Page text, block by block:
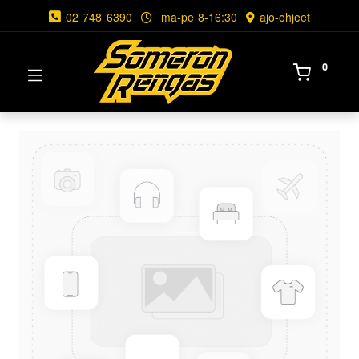
02 748 6390 ma-pe 8-16:30 ajo-ohjeet
0